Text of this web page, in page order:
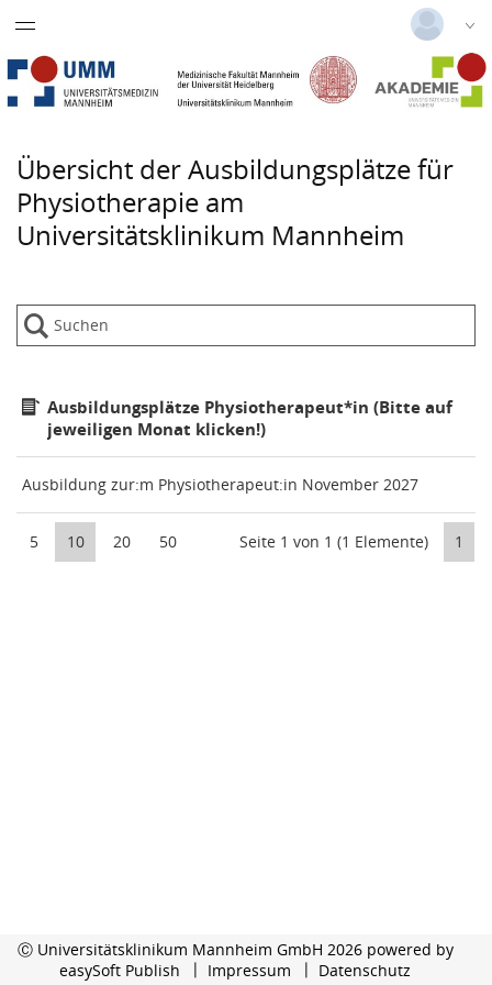
Deutsch
Englisch
Login
Notfallpflegekurs
Anästhesie- u. Intensivpflegekurs
Übersicht der Ausbildungsplätze für
Physiotherapie am
Universitätsklinikum Mannheim
Ausbildungsplätze Physiotherapeut*in (Bitte auf
jeweiligen Monat klicken!)
Ausbildung zur:m Physiotherapeut:in November 2027
5 10 20 50 Seite 1 von 1 (1 Elemente) 1
Ⓒ Universitätsklinikum Mannheim GmbH 2026 powered by
easySoft Publish
Impressum Datenschutz